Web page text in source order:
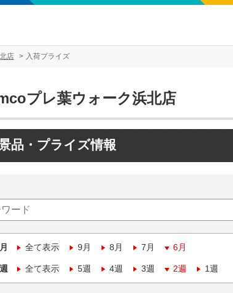
店 入荷プライズ
プレ葉ウォーク浜北店
品・プライズ情報
月 全て表示 9月 8月 7月 6月
週 全て表示 5週 4週 3週 2週 1週